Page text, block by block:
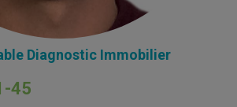
Diagnostic Immobilier
45